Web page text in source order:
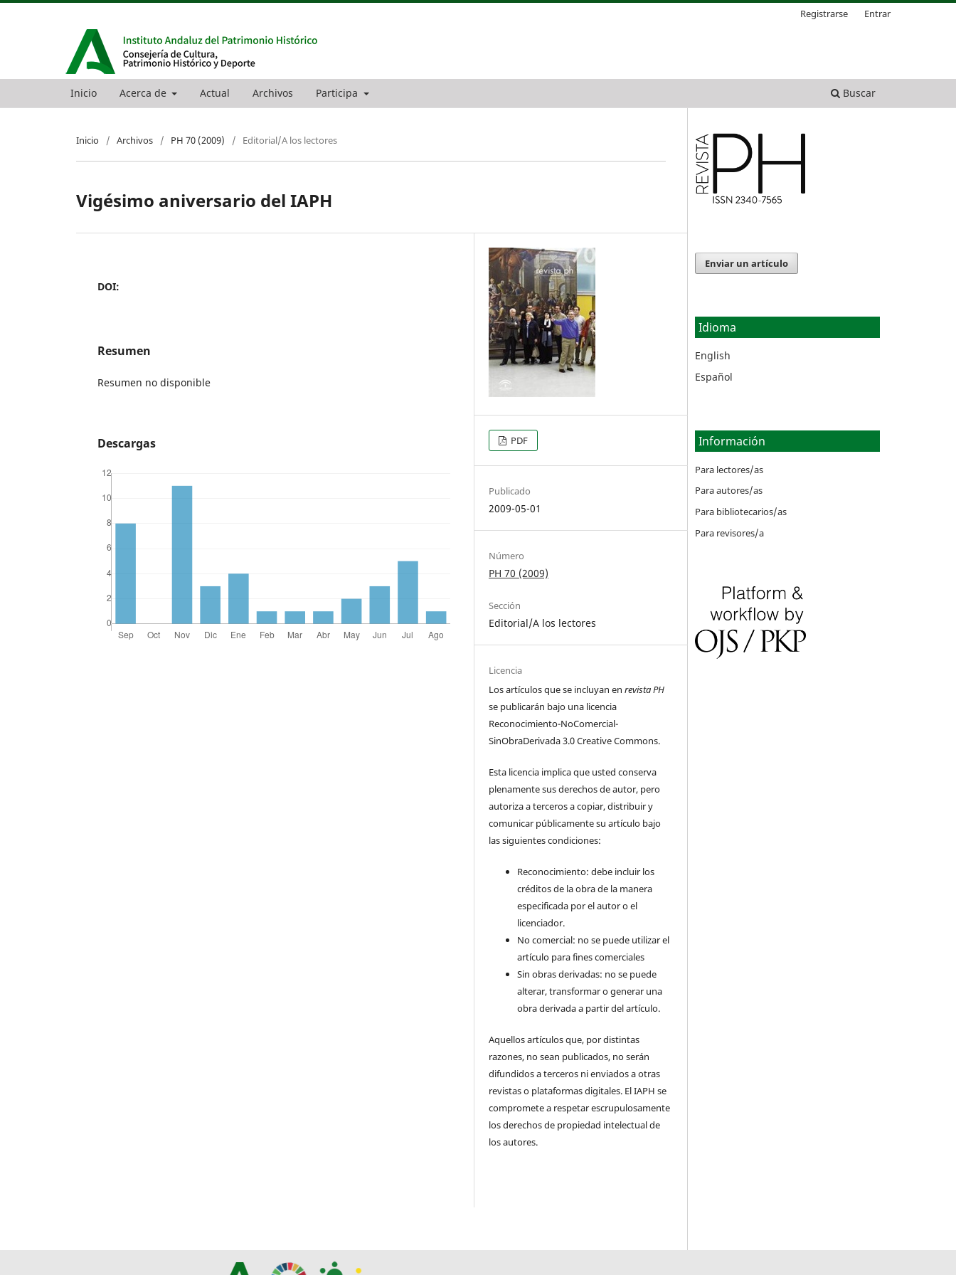
Inicio Acerca de Actual Archivos Participa Buscar
Registrarse Entrar
Inicio / Archivos / PH 70 (2009) / Editorial/A los lectores
Vigésimo aniversario del IAPH
DOI:
Resumen
Resumen no disponible
Descargas PDF
Publicado
2009-05-01
Número
PH 70 (2009)
Sección
Editorial/A los lectores
Licencia
Los artículos que se incluyan enrevista PH
se publicarán bajo una licencia
Reconocimiento-NoComercial-
SinObraDerivada 3.0 Creative Commons.
Esta licencia implica que usted conserva
plenamente sus derechos de autor, pero
autoriza a terceros a copiar, distribuir y
comunicar públicamente su artículo bajo
las siguientes condiciones:
Reconocimiento: debe incluir los
créditos de la obra de la manera
especificada por el autor o el
licenciador.
No comercial: no se puede utilizar el
artículo para fines comerciales
Sin obras derivadas: no se puede
alterar, transformar o generar una
obra derivada a partir del artículo.
Aquellos artículos que, por distintas
razones, no sean publicados, no serán
difundidos a terceros ni enviados a otras
revistas o plataformas digitales. El IAPH se
compromete a respetar escrupulosamente
los derechos de propiedad intelectual de
los autores.
Enviar un artículo
Idioma
English
Español
Información
Para lectores/as
Para autores/as
Para bibliotecarios/as
Para revisores/a